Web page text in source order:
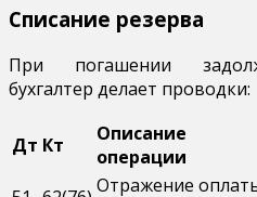
Списание резерва
При погашении
бухгалтер делает проводки:
Дт Кт
Описание
операции
Отражение